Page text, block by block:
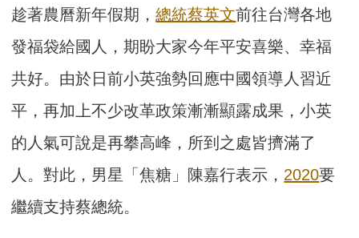
趁著農曆新年假期，總統蔡英文前往台灣各地
發福袋給國人，期盼大家今年平安喜樂、幸福
共好。由於日前小英強勢回應中國領導人習近
平，再加上不少改革政策漸漸顯露成果，小英
的人氣可說是再攀高峰，所到之處皆擠滿了
人。對此，男星「焦糖」陳嘉行表示， 2020要
繼續支持蔡總統。